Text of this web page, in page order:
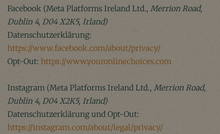
Facebook (Meta Platforms Ireland Ltd., Merrion Road,
Dublin 4, D04 X2K5, Irland)
Datenschutzerklärung:
https://www.facebook.com/about/privacy/
Opt-Out: https://www.youronlinechoices.com
Instagram (Meta Platforms Ireland Ltd., Merrion Road,
Dublin 4, D04 X2K5, Irland)
Datenschutzerklärung und Opt-Out:
https://instagram.com/about/legal/privacy/